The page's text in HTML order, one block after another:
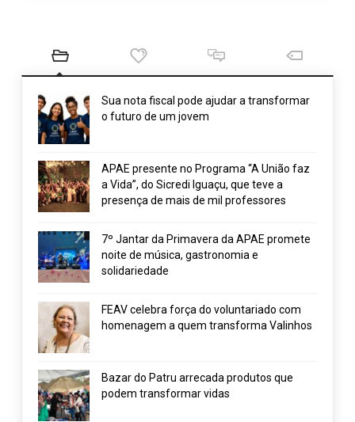
Sua nota fiscal pode ajudar a transformar
o futuro de um jovem
APAE presente no Programa “A União faz
a Vida”, do Sicredi Iguaçu, que teve a
presença de mais de mil professores
7º Jantar da Primavera da APAE promete
noite de música, gastronomia e
solidariedade
FEAV celebra força do voluntariado com
homenagem a quem transforma Valinhos
Bazar do Patru arrecada produtos que
podem transformar vidas